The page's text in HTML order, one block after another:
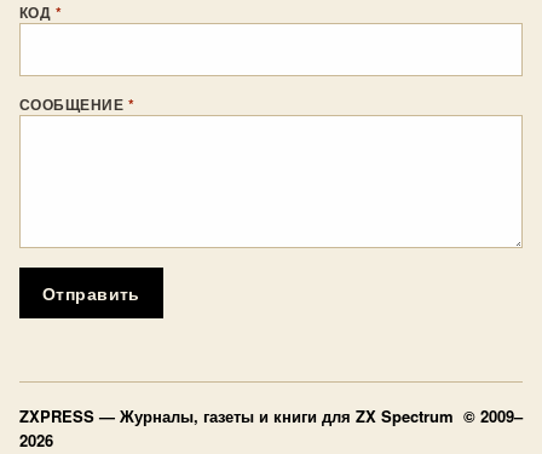
КОД *
СООБЩЕНИЕ *
Отправить
ZXPRESS — Журналы, газеты и книги для ZX Spectrum © 2009–
2026